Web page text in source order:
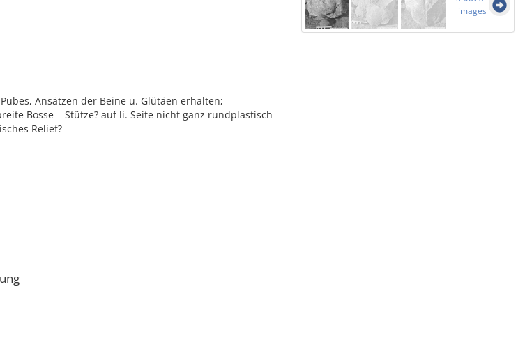
Ansätzen der Beine u. Glütäen erhalten;
Bosse = Stütze? auf li. Seite nicht ganz rundplastisch
Relief?
images